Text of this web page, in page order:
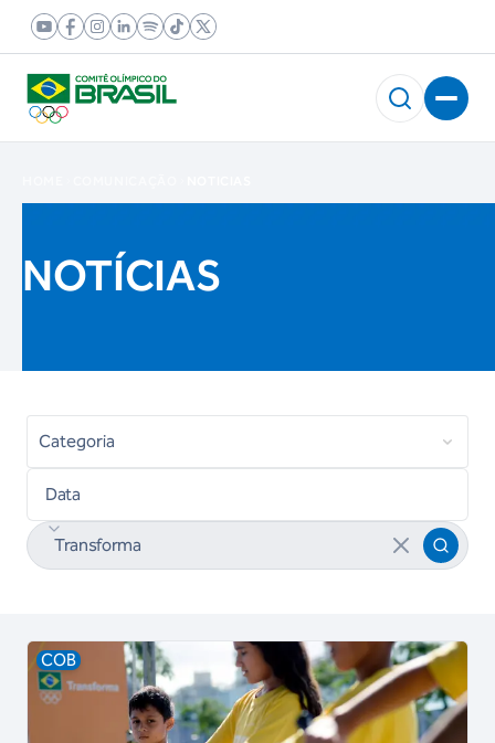
NOTÍCIAS
Categoria
COB